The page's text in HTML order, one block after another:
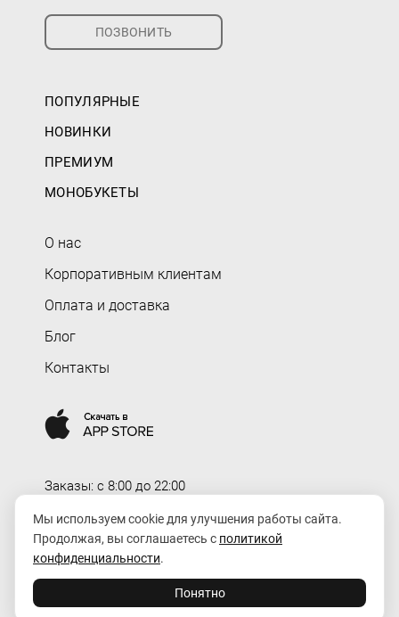
ПОЗВОНИТЬ
ПОПУЛЯРНЫЕ
НОВИНКИ
ПРЕМИУМ
МОНОБУКЕТЫ
О нас
Корпоративным клиентам
Оплата и доставка
Блог
Контакты
Заказы: c 8:00 до 22:00
Доставка: c 8:00 до 00:00
order@rozaexpress.ru
Мы используем cookie для улучшения работы сайта.
Продолжая, вы соглашаетесь с политикой
конфиденциальности.
Понятно